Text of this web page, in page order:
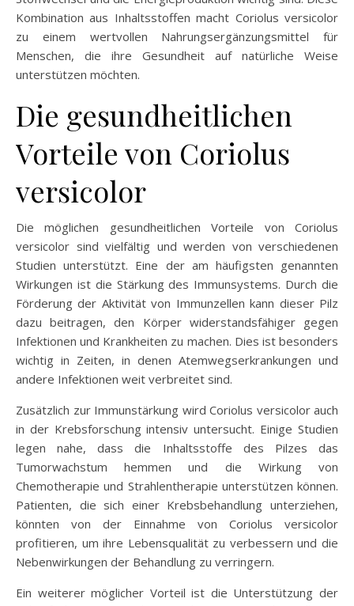
Kombination aus Inhaltsstoffen macht Coriolus versicolor
zu einem wertvollen Nahrungsergänzungsmittel für
Menschen, die ihre Gesundheit auf natürliche Weise
unterstützen möchten.
Die gesundheitlichen
Vorteile von Coriolus
versicolor
Die möglichen gesundheitlichen Vorteile von Coriolus
versicolor sind vielfältig und werden von verschiedenen
Studien unterstützt. Eine der am häufigsten genannten
Wirkungen ist die Stärkung des Immunsystems. Durch die
Förderung der Aktivität von Immunzellen kann dieser Pilz
dazu beitragen, den Körper widerstandsfähiger gegen
Infektionen und Krankheiten zu machen. Dies ist besonders
wichtig in Zeiten, in denen Atemwegserkrankungen und
andere Infektionen weit verbreitet sind.
Zusätzlich zur Immunstärkung wird Coriolus versicolor auch
in der Krebsforschung intensiv untersucht. Einige Studien
legen nahe, dass die Inhaltsstoffe des Pilzes das
Tumorwachstum hemmen und die Wirkung von
Chemotherapie und Strahlentherapie unterstützen können.
Patienten, die sich einer Krebsbehandlung unterziehen,
könnten von der Einnahme von Coriolus versicolor
profitieren, um ihre Lebensqualität zu verbessern und die
Nebenwirkungen der Behandlung zu verringern.
Ein weiterer möglicher Vorteil ist die Unterstützung der